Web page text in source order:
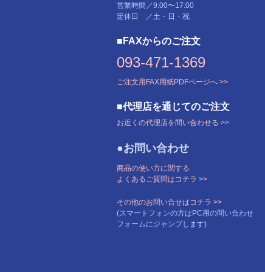
営業時間／9:00〜17:00
定休日 ／土・日・祝
■FAXからのご注文
093-471-1369
ご注文用FAX用紙PDFページへ >>
■代理店を通じてのご注文
お近くの代理店を問い合わせる >>
●お問い合わせ
商品の使い方に関する
よくあるご質問はコチラ >>
その他のお問い合せはコチラ >>
(スマートフォンの方はPC用の問い合わせ
フォームにジャンプします)